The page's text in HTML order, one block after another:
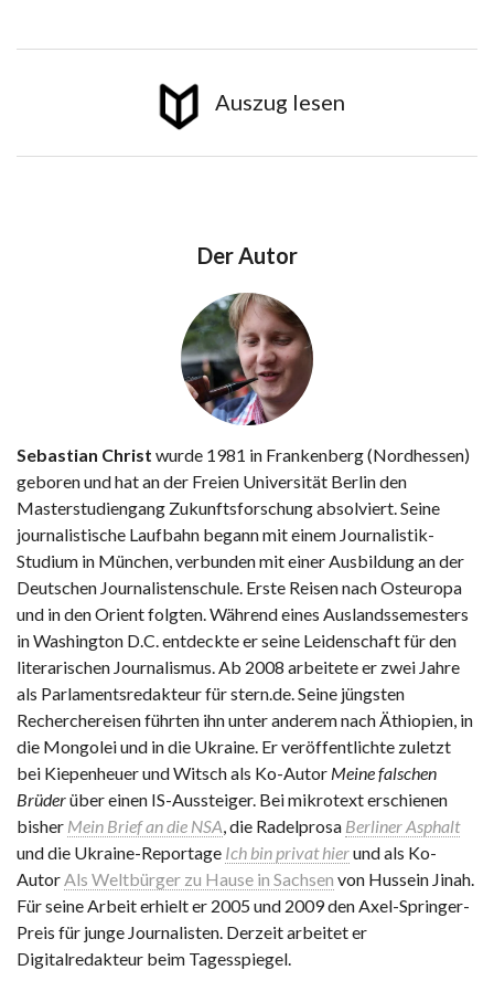
Auszug lesen
Der Autor
Sebastian Christ wurde 1981 in Frankenberg (Nordhessen)
geboren und hat an der Freien Universität Berlin den
Masterstudiengang Zukunftsforschung absolviert. Seine
journalistische Laufbahn begann mit einem Journalistik-
Studium in München, verbunden mit einer Ausbildung an der
Deutschen Journalistenschule. Erste Reisen nach Osteuropa
und in den Orient folgten. Während eines Auslandssemesters
in Washington D.C. entdeckte er seine Leidenschaft für den
literarischen Journalismus. Ab 2008 arbeitete er zwei Jahre
als Parlamentsredakteur für stern.de. Seine jüngsten
Recherchereisen führten ihn unter anderem nach Äthiopien, in
die Mongolei und in die Ukraine. Er veröffentlichte zuletzt
bei Kiepenheuer und Witsch als Ko-Autor Meine falschen
Brüderüber einen IS-Aussteiger. Bei mikrotext erschienen
bisher Mein Brief an die NSA , die Radelprosa Berliner Asphalt
und die Ukraine-Reportage Ich bin privat hierund als Ko-
Autor Als Weltbürger zu Hause in Sachsen von Hussein Jinah.
Für seine Arbeit erhielt er 2005 und 2009 den Axel-Springer-
Preis für junge Journalisten. Derzeit arbeitet er
Digitalredakteur beim Tagesspiegel.